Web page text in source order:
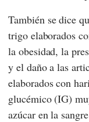
También se dice
trigo elaborados
la obesidad, la
y el daño a las
elaborados con
glucémico (IG)
azúcar en la